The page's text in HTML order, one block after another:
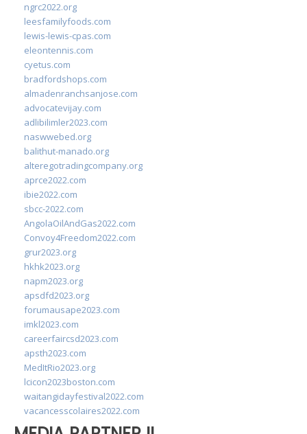
ngrc2022.org
leesfamilyfoods.com
lewis-lewis-cpas.com
eleontennis.com
cyetus.com
bradfordshops.com
almadenranchsanjose.com
advocatevijay.com
adlibilimler2023.com
naswwebed.org
balithut-manado.org
alteregotradingcompany.org
aprce2022.com
ibie2022.com
sbcc-2022.com
AngolaOilAndGas2022.com
Convoy4Freedom2022.com
grur2023.org
hkhk2023.org
napm2023.org
apsdfd2023.org
forumausape2023.com
imkl2023.com
careerfaircsd2023.com
apsth2023.com
MedItRio2023.org
lcicon2023boston.com
waitangidayfestival2022.com
vacancesscolaires2022.com